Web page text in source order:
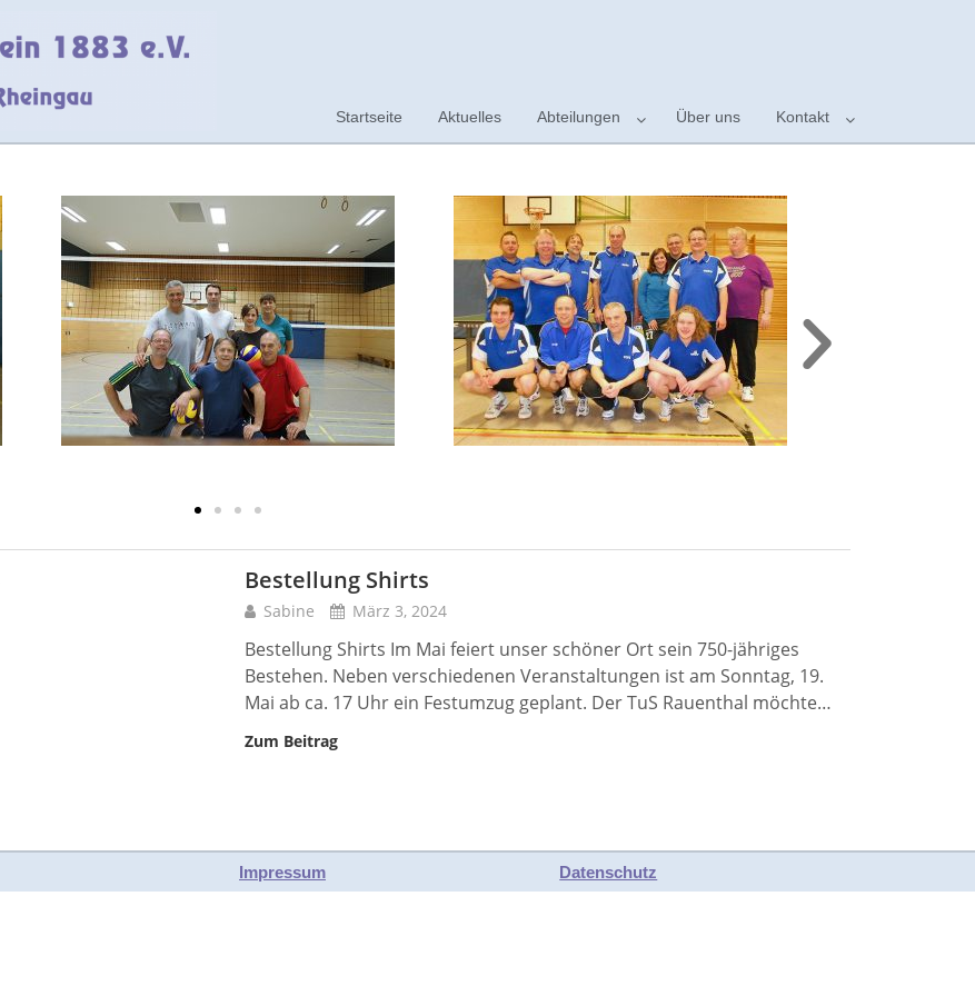
Startseite Aktuelles Abteilungen Über uns Kontakt
Bestellung Shirts
Sabine März 3, 2024
Bestellung Shirts Im Mai feiert unser schöner Ort sein 750-jähriges
Bestehen. Neben verschiedenen Veranstaltungen ist am Sonntag, 19.
Mai ab ca. 17 Uhr ein Festumzug geplant. Der TuS Rauenthal möchte…
Zum Beitrag
Impressum Datenschutz